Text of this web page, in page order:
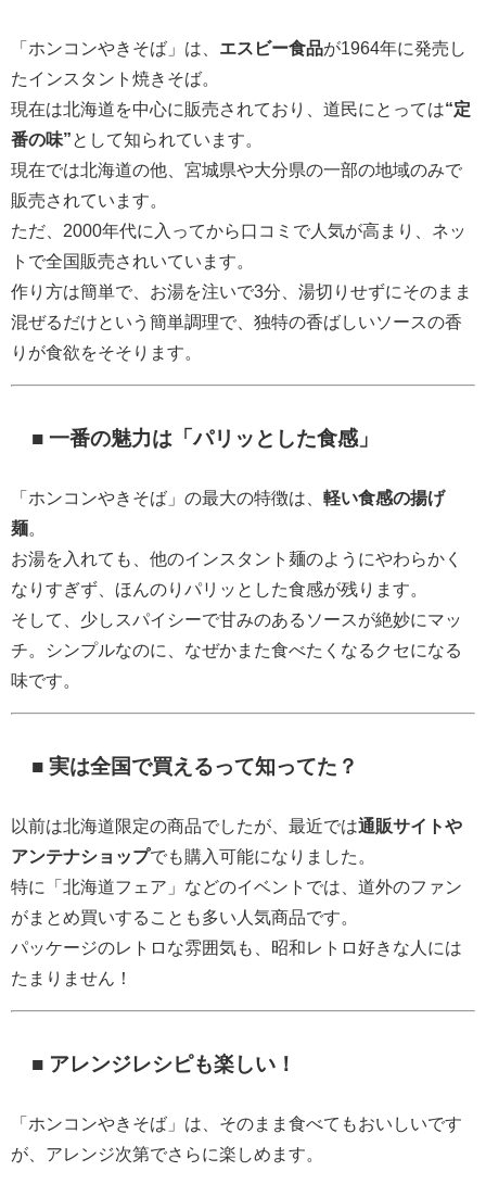
「ホンコンやきそば」は、 エスビー食品が1964年に発売し
たインスタント焼きそば。
現在は北海道を中心に販売されており、道民にとっては“定
番の味” として知られています。
現在では北海道の他、宮城県や大分県の一部の地域のみで
販売されています。
ただ、2000年代に入ってから口コミで人気が高まり、ネッ
トで全国販売されいています。
作り方は簡単で、お湯を注いで3分、湯切りせずにそのまま
混ぜるだけという簡単調理で、独特の香ばしいソースの香
りが食欲をそそります。
■ 一番の魅力は「パリッとした食感」
「ホンコンやきそば」の最大の特徴は、 軽い食感の揚げ
麺
お湯を入れても、他のインスタント麺のようにやわらかく
なりすぎず、ほんのりパリッとした食感が残ります。
そして、少しスパイシーで甘みのあるソースが絶妙にマッ
チ。シンプルなのに、なぜかまた食べたくなるクセになる
味です。
■ 実は全国で買えるって知ってた？
以前は北海道限定の商品でしたが、最近では通販サイトや
アンテナショップでも購入可能になりました。
特に「北海道フェア」などのイベントでは、道外のファン
がまとめ買いすることも多い人気商品です。
パッケージのレトロな雰囲気も、昭和レトロ好きな人には
たまりません！
■ アレンジレシピも楽しい！
「ホンコンやきそば」は、そのまま食べてもおいしいです
が、アレンジ次第でさらに楽しめます。